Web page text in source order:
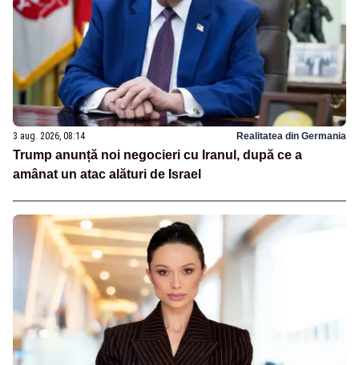
3 aug. 2026, 08:14 Realitatea din Germania
Trump anunță noi negocieri cu Iranul, după ce a
amânat un atac alături de Israel